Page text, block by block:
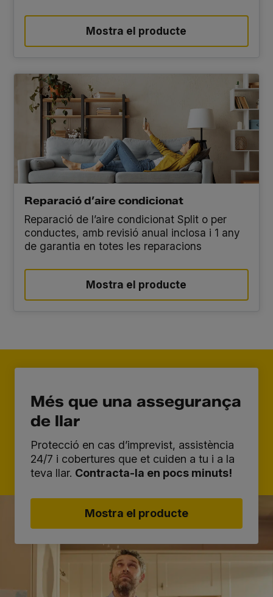
Mostra el producte
Reparació d’aire condicionat
Reparació de l’aire condicionat Split o per
conductes, amb revisió anual inclosa i 1 any
de garantia en totes les reparacions
Mostra el producte
Més que una assegurança
de llar
Protecció en cas d’imprevist, assistència
24/7 i cobertures que et cuiden a tu i a la
teva llar. Contracta-la en pocs minuts!
Mostra el producte